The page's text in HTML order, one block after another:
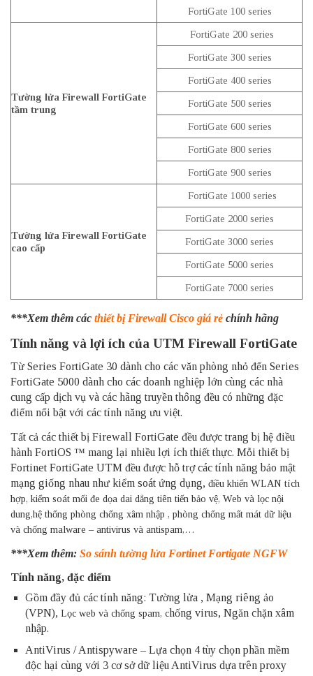
FortiGate 100 series
Tường lửa Firewall FortiGate
tầm trung
FortiGate 200 series
FortiGate 300 series
FortiGate 400 series
FortiGate 500 series
FortiGate 600 series
FortiGate 800 series
FortiGate 900 series
Tường lửa Firewall FortiGate
cao cấp
FortiGate 1000 series
FortiGate 2000 series
FortiGate 3000 series
FortiGate 5000 series
FortiGate 7000 series
***Xem thêm các thiết bị Firewall Cisco giá rẻ chính hãng
Tính năng và lợi ích của UTM Firewall FortiGate
Từ Series FortiGate 30 dành cho các văn phòng nhỏ đến Series
FortiGate 5000 dành cho các doanh nghiệp lớn cùng các nhà
cung cấp dịch vụ và các hãng truyền thông đều có những đặc
điểm nổi bật với các tính năng ưu việt.
Tất cả các thiết bị Firewall FortiGate đều được trang bị hệ điều
hành FortiOS ™ mang lại nhiều lợi ích thiết thực. Mỗi thiết bị
Fortinet FortiGate UTM đều được hỗ trợ các tính năng bảo mật
mạng giống nhau như kiểm soát ứng dụng, điều khiển WLAN tích
hợp, kiểm soát mối đe dọa dai dẳng tiên tiến bảo vệ, Web và lọc nội
dung,hệ thống phòng chống xâm nhập , phòng chống mất mát dữ liệu
và chống malware – antivirus và antispam,…
***Xem thêm: So sánh tường lửa Fortinet Fortigate NGFW
Tính năng, đặc điểm
Gồm đầy đủ các tính năng: Tường lửa , Mạng riêng ảo
(VPN), Lọc web và chống spam, chống virus, Ngăn chặn xâm
nhập.
AntiVirus / Antispyware – Lựa chọn 4 tùy chọn phần mềm
độc hại cùng với 3 cơ sở dữ liệu AntiVirus dựa trên proxy